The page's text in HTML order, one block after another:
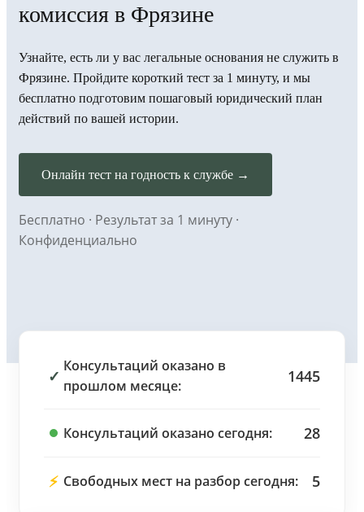
комиссия в Фрязине
Узнайте, есть ли у вас легальные основания не служить в
Фрязине. Пройдите короткий тест за 1 минуту, и мы
бесплатно подготовим пошаговый юридический план
действий по вашей истории.
Онлайн тест на годность к службе →
Бесплатно · Результат за 1 минуту ·
Конфиденциально
✓
Консультаций оказано в
прошлом месяце:
1445
Консультаций оказано сегодня: 28
⚡ Свободных мест на разбор сегодня: 5